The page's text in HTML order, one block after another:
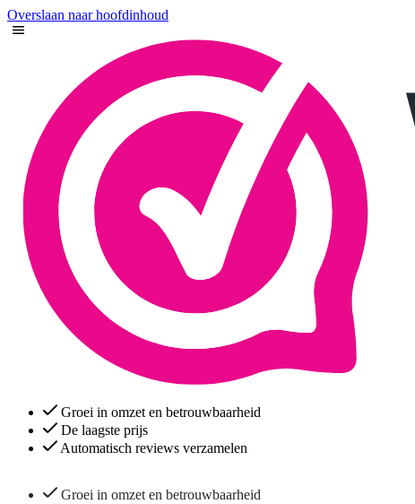
Overslaan naar hoofdinhoud
Groei in omzet en betrouwbaarheid
De laagste prijs
Automatisch reviews verzamelen
Groei in omzet en betrouwbaarheid